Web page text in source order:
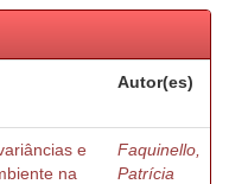
Autor(es)
e
na
Faquinello,
Patrícia